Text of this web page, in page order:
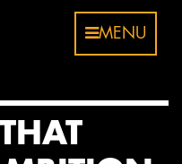
MENU